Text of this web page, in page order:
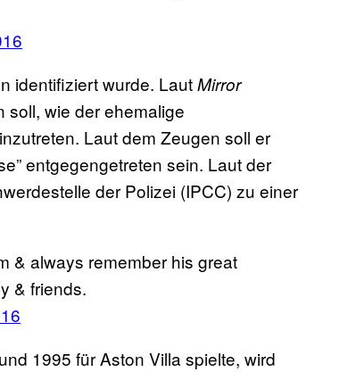
identifiziert wurde. LautMirror
wie der ehemalige
Laut dem Zeugen soll er
entgegengetreten sein. Laut der
der Polizei (IPCC) zu einer
& always remember his great
& friends.
1995 für Aston Villa spielte, wird